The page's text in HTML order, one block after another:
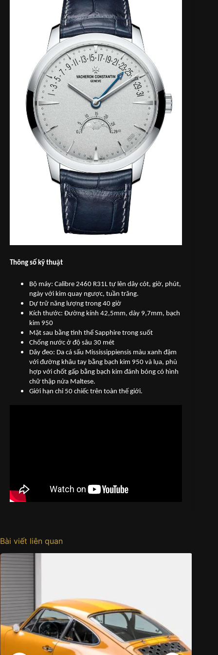
Thông số kỹ thuật
Bộ máy: Calibre 2460 R31L tự lên dây cót, giờ, phút,
ngày với kim quay ngược, tuần trăng.
Dự trữ năng lượng trong 40 giờ
Kích thước: Đường kính 42,5mm, dày 9,7mm, bạch
kim 950
Mặt sau bằng tinh thể Sapphire trong suốt
Chống nước ở độ sâu 30 mét
Dây đeo: Da cá sấu Mississippiensis màu xanh đậm
với đường khâu tay bằng bạch kim 950 và lụa, phù
hợp với chốt gấp bằng bạch kim đánh bóng có hình
chữ thập nửa Maltese.
Giới hạn chỉ 50 chiếc trên toàn thế giới.
Bài viết liên quan